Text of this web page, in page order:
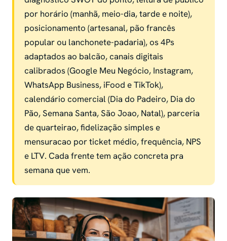
por horário (manhã, meio-dia, tarde e noite),
posicionamento (artesanal, pão francês
popular ou lanchonete-padaria), os 4Ps
adaptados ao balcão, canais digitais
calibrados (Google Meu Negócio, Instagram,
WhatsApp Business, iFood e TikTok),
calendário comercial (Dia do Padeiro, Dia do
Pão, Semana Santa, São Joao, Natal), parceria
de quarteirao, fidelização simples e
mensuracao por ticket médio, frequência, NPS
e LTV. Cada frente tem ação concreta pra
semana que vem.